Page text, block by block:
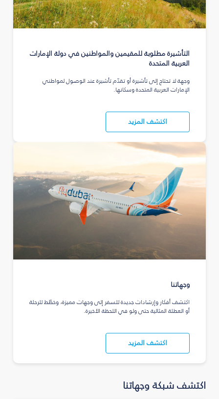
التأشيرة مطلوبة للمقيمين والمواطنين في دولة الإمارات
العربية المتحدة
وجهة لا تحتاج إلى تأشيرة أو تقدّم تأشيرة عند الوصول لمواطني
الإمارات العربية المتحدة وسكانها.
اكتشف المزيد
وجهاتنا
اكتشف أفكار وإرشادات جديدة للسفر إلى وجهات مميزة، وخطّط للرحلة
أو العطلة المثالية حتى ولو في اللحظة الأخيرة.
اكتشف المزيد
اكتشف شبكة وجهاتنا